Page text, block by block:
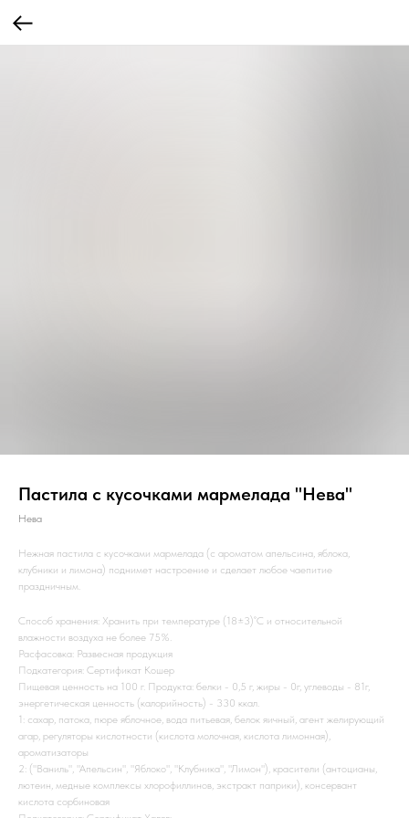
Пастила с кусочками мармелада "Нева"
Нева
Нежная пастила с кусочками мармелада (с ароматом апельсина, яблока,
клубники и лимона) поднимет настроение и сделает любое чаепитие
праздничным.
Способ хранения: Хранить при температуре (18±3)˚С и относительной
влажности воздуха не более 75%.
Расфасовка: Развесная продукция
Подкатегория: Сертификат Кошер
Пищевая ценность на 100 г. Продукта: белки - 0,5 г, жиры - 0г, углеводы - 81г,
энергетическая ценность (калорийность) - 330 ккал.
1: сахар, патока, пюре яблочное, вода питьевая, белок яичный, агент желирующий
агар, регуляторы кислотности (кислота молочная, кислота лимонная),
ароматизаторы
2: ("Ваниль", "Апельсин", "Яблоко", "Клубника", "Лимон"), красители (антоцианы,
лютеин, медные комплексы хлорофиллинов, экстракт паприки), консервант
кислота сорбиновая